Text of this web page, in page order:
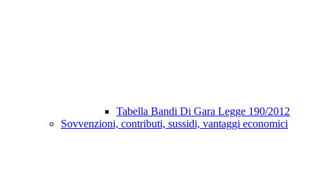
Tabella Bandi Di Gara Legge 190/2012
Sovvenzioni, contributi, sussidi, vantaggi economici